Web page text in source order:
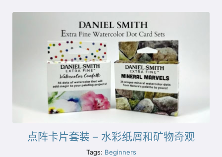
点阵卡片套装 – 水彩纸屑和矿物奇观
Tags: Beginners